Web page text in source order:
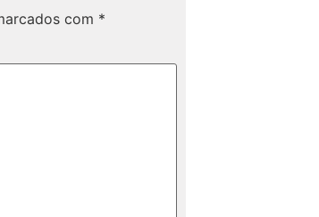
com *